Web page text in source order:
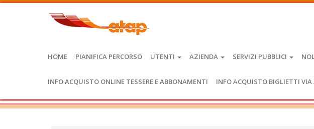
HOME PIANIFICA PERCORSO UTENTI AZIENDA SERVIZI PUBBLICI
INFO ACQUISTO ONLINE TESSERE E ABBONAMENTI INFO ACQUISTO BIGLIETTI